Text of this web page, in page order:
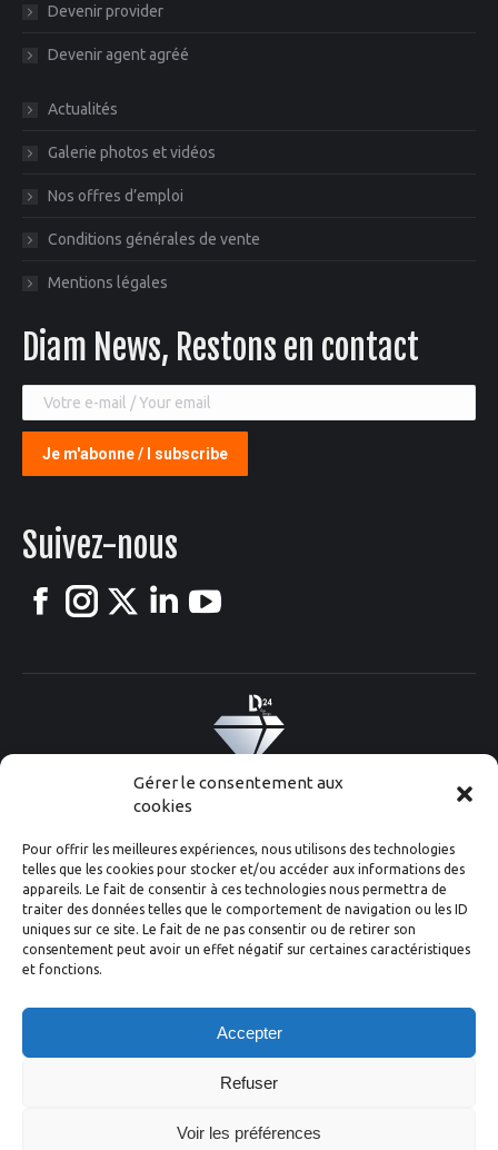
Gérer le consentement aux
cookies
Pour offrir les meilleures expériences, nous utilisons des technologies
telles que les cookies pour stocker et/ou accéder aux informations des
appareils. Le fait de consentir à ces technologies nous permettra de
traiter des données telles que le comportement de navigation ou les ID
uniques sur ce site. Le fait de ne pas consentir ou de retirer son
consentement peut avoir un effet négatif sur certaines caractéristiques
et fonctions.
Accepter
Refuser
Voir les préférences
Devenir provider
Devenir agent agréé
Actualités
Galerie photos et vidéos
Nos offres d’emploi
Conditions générales de vente
Mentions légales
Diam News, Restons en contact
Suivez-nous
Facebook
Instagram
X LinkedIn
YouTube
Diam 24 one design ©2020
Conception